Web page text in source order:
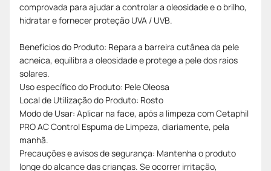
comprovada para ajudar a controlar a oleosidade e o brilho,
hidratar e fornecer proteção UVA / UVB.
Benefícios do Produto: Repara a barreira cutânea da pele
acneica, equilibra a oleosidade e protege a pele dos raios
solares.
Uso específico do Produto: Pele Oleosa
Local de Utilização do Produto: Rosto
Modo de Usar: Aplicar na face, após a limpeza com Cetaphil
PRO AC Control Espuma de Limpeza, diariamente, pela
manhã.
Precauções e avisos de segurança: Mantenha o produto
longe do alcance das crianças. Se ocorrer irritação,